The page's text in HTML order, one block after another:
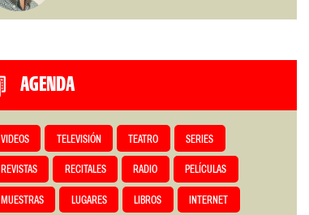
AGENDA
VIDEOS TELEVISIÓN TEATRO SERIES
REVISTAS RECITALES RADIO PELÍCULAS
MUESTRAS LUGARES LIBROS INTERNET